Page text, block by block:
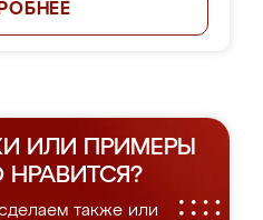
ИЛИ ПРИМЕРЫ
НРАВИТСЯ?
также или